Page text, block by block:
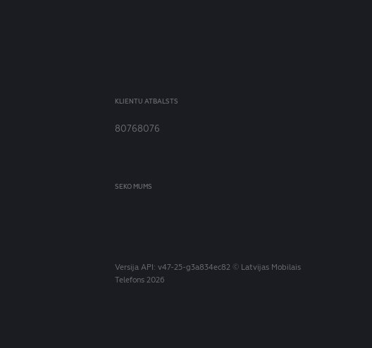
KLIENTU ATBALSTS
80768076
SEKO MUMS
Versija API: v47-25-g3a834ec82© Latvijas Mobilais
Telefons 2026